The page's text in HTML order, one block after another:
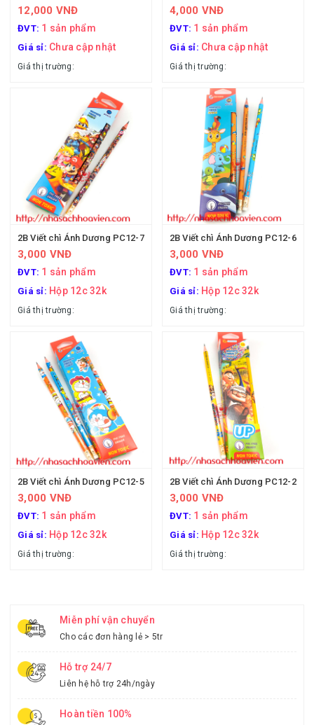
12,000 VNĐ
ĐVT: 1 sản phẩm
Giá sỉ: Chưa cập nhật
Giá thị trường:
4,000 VNĐ
ĐVT: 1 sản phẩm
Giá sỉ: Chưa cập nhật
Giá thị trường:
2B Viết chì Ánh Dương PC12-7
3,000 VNĐ
ĐVT: 1 sản phẩm
Giá sỉ: Hộp 12c 32k
Giá thị trường:
2B Viết chì Ánh Dương PC12-6
3,000 VNĐ
ĐVT: 1 sản phẩm
Giá sỉ: Hộp 12c 32k
Giá thị trường:
2B Viết chì Ánh Dương PC12-5
3,000 VNĐ
ĐVT: 1 sản phẩm
Giá sỉ: Hộp 12c 32k
Giá thị trường:
2B Viết chì Ánh Dương PC12-2
3,000 VNĐ
ĐVT: 1 sản phẩm
Giá sỉ: Hộp 12c 32k
Giá thị trường:
Miễn phí vận chuyển
Cho các đơn hàng lẻ > 5tr
Hỗ trợ 24/7
Liên hệ hỗ trợ 24h/ngày
Hoàn tiền 100%